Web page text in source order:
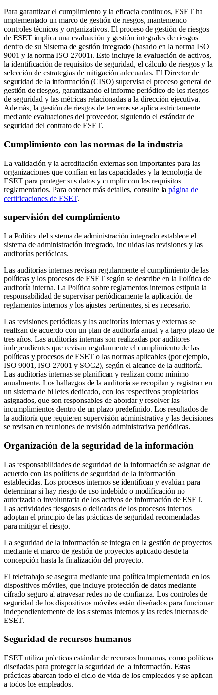
Para garantizar el cumplimiento y la eficacia continuos, ESET ha
implementado un marco de gestión de riesgos, manteniendo
controles técnicos y organizativos. El proceso de gestión de riesgos
de ESET implica una evaluación y gestión integrales de riesgos
dentro de su Sistema de gestión integrado (basado en la norma ISO
9001 y la norma ISO 27001). Esto incluye la evaluación de activos,
la identificación de requisitos de seguridad, el cálculo de riesgos y la
selección de estrategias de mitigación adecuadas. El Director de
seguridad de la información (CISO) supervisa el proceso general de
gestión de riesgos, garantizando el informe periódico de los riesgos
de seguridad y las métricas relacionadas a la dirección ejecutiva.
Además, la gestión de riesgos de terceros se aplica estrictamente
mediante evaluaciones del proveedor, siguiendo el estándar de
seguridad del contrato de ESET.
Cumplimiento con las normas de la industria
La validación y la acreditación externas son importantes para las
organizaciones que confían en las capacidades y la tecnología de
ESET para proteger sus datos y cumplir con los requisitos
reglamentarios. Para obtener más detalles, consulte la página de
certificaciones de ESET.
supervisión del cumplimiento
La Política del sistema de administración integrado establece el
sistema de administración integrado, incluidas las revisiones y las
auditorías periódicas.
Las auditorías internas revisan regularmente el cumplimiento de las
políticas y los procesos de ESET según se describe en la Política de
auditoría interna. La Política sobre reglamentos internos estipula la
responsabilidad de supervisar periódicamente la aplicación de
reglamentos internos y los ajustes pertinentes, si es necesario.
Las revisiones periódicas y las auditorías internas y externas se
realizan de acuerdo con un plan de auditoría anual y a largo plazo de
tres años. Las auditorías internas son realizadas por auditores
independientes que revisan regularmente el cumplimiento de las
políticas y procesos de ESET o las normas aplicables (por ejemplo,
ISO 9001, ISO 27001 y SOC2), según el alcance de la auditoría.
Las auditorías internas se planifican y realizan como mínimo
anualmente. Los hallazgos de la auditoría se recopilan y registran en
un sistema de billetes dedicado, con los respectivos propietarios
asignados, que son responsables de abordar y resolver las
incumplimientos dentro de un plazo predefinido. Los resultados de
la auditoría que requieren supervisión administrativa y las decisiones
se revisan en reuniones de revisión administrativa periódicas.
Organización de la seguridad de la información
Las responsabilidades de seguridad de la información se asignan de
acuerdo con las políticas de seguridad de la información
establecidas. Los procesos internos se identifican y evalúan para
determinar si hay riesgo de uso indebido o modificación no
autorizada o involuntaria de los activos de información de ESET.
Las actividades riesgosas o delicadas de los procesos internos
adoptan el principio de las prácticas de seguridad recomendadas
para mitigar el riesgo.
La seguridad de la información se integra en la gestión de proyectos
mediante el marco de gestión de proyectos aplicado desde la
concepción hasta la finalización del proyecto.
El teletrabajo se asegura mediante una política implementada en los
dispositivos móviles, que incluye protección de datos mediante
cifrado seguro al atravesar redes no de confianza. Los controles de
seguridad de los dispositivos móviles están diseñados para funcionar
independientemente de los sistemas internos y las redes internas de
ESET.
Seguridad de recursos humanos
ESET utiliza prácticas estándar de recursos humanas, como políticas
diseñadas para proteger la seguridad de la información. Estas
prácticas abarcan todo el ciclo de vida de los empleados y se aplican
a todos los empleados.